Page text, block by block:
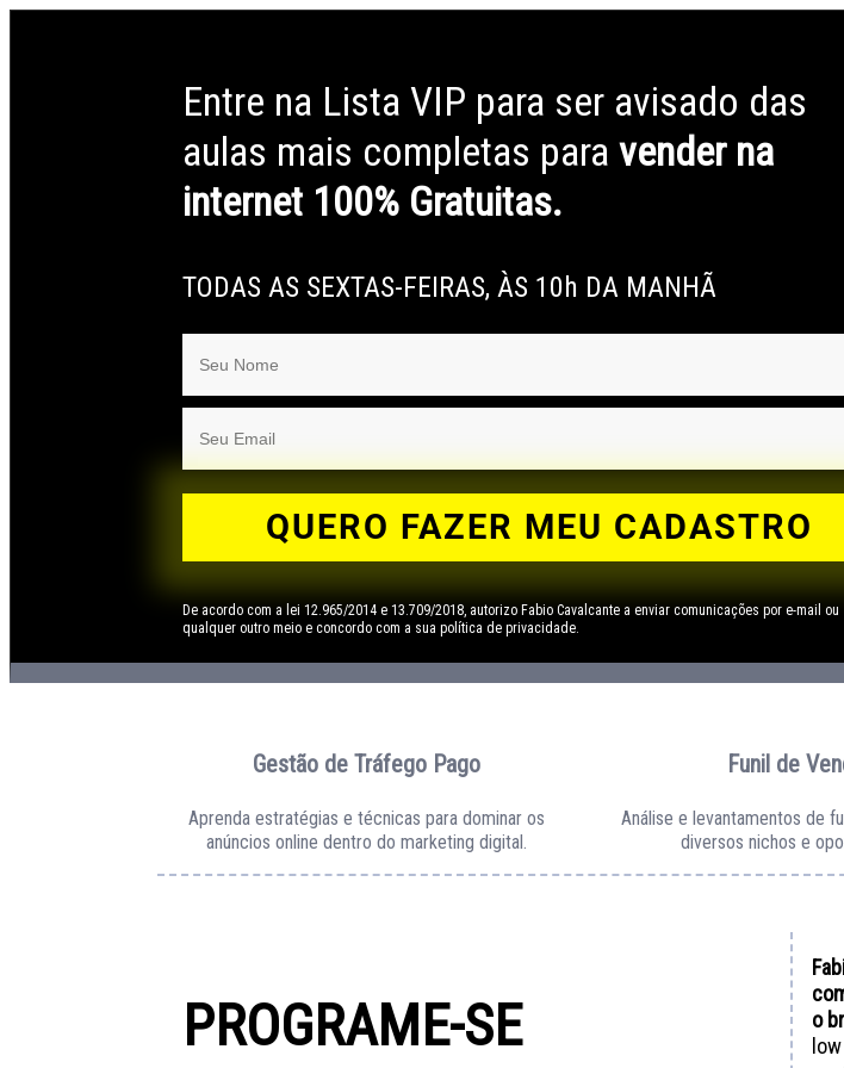
Entre na Lista VIP para ser avisado das
aulas mais completas para vender na
internet 100% Gratuitas.
TODAS AS SEXTAS-FEIRAS, ÀS 10h DA MANHÃ
QUERO FAZER MEU CADASTRO
De acordo com a lei 12.965/2014 e 13.709/2018, autorizo Fabio Cavalcante a enviar comunicações por e-mail ou
qualquer outro meio e concordo com a sua política de privacidade.
Gestão de Tráfego Pago
Aprenda estratégias e técnicas para dominar os
anúncios online dentro do marketing digital.
Funil de
Análise e levantamentos de
diversos nichos e
PROGRAME-SE
o